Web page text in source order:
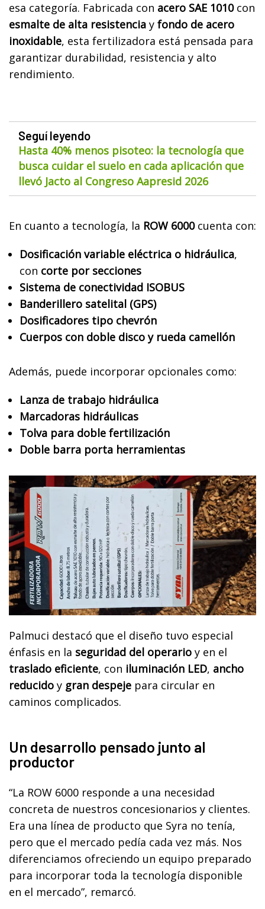
esa categoría. Fabricada con acero SAE 1010con
esmalte de alta resistencia y fondo de acero
inoxidable, esta fertilizadora está pensada para
garantizar durabilidad, resistencia y alto
rendimiento.
Seguí leyendo
Hasta 40% menos pisoteo: la tecnología que
busca cuidar el suelo en cada aplicación que
llevó Jacto al Congreso Aapresid 2026
En cuanto a tecnología, la ROW 6000cuenta con:
Dosificación variable eléctrica o hidráulica,
con corte por secciones
Sistema de conectividad ISOBUS
Banderillero satelital (GPS)
Dosificadores tipo chevrón
Cuerpos con doble disco y rueda camellón
Además, puede incorporar opcionales como:
Lanza de trabajo hidráulica
Marcadoras hidráulicas
Tolva para doble fertilización
Doble barra porta herramientas
Palmuci destacó que el diseño tuvo especial
énfasis en la seguridad del operario y en el
traslado eficiente, con iluminación LED, ancho
reducido y gran despeje para circular en
caminos complicados.
Un desarrollo pensado junto al
productor
“La ROW 6000 responde a una necesidad
concreta de nuestros concesionarios y clientes.
Era una línea de producto que Syra no tenía,
pero que el mercado pedía cada vez más. Nos
diferenciamos ofreciendo un equipo preparado
para incorporar toda la tecnología disponible
en el mercado”, remarcó.